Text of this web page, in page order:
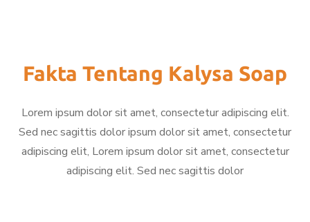
Fakta Tentang Kalysa Soap
Lorem ipsum dolor sit amet, consectetur adipiscing elit.
Sed nec sagittis dolor ipsum dolor sit amet, consectetur
adipiscing elit, Lorem ipsum dolor sit amet, consectetur
adipiscing elit. Sed nec sagittis dolor